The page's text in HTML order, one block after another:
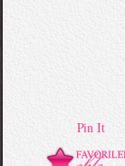
Pin It